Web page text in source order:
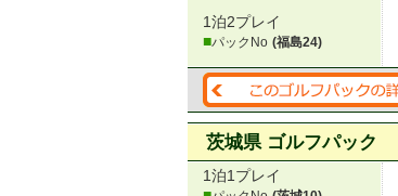
1泊2プレイ
■パックNo (福島24)
茨城県 ゴルフパック
1泊1プレイ